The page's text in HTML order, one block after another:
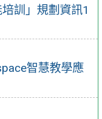
訓」規劃資訊1
智慧教學應